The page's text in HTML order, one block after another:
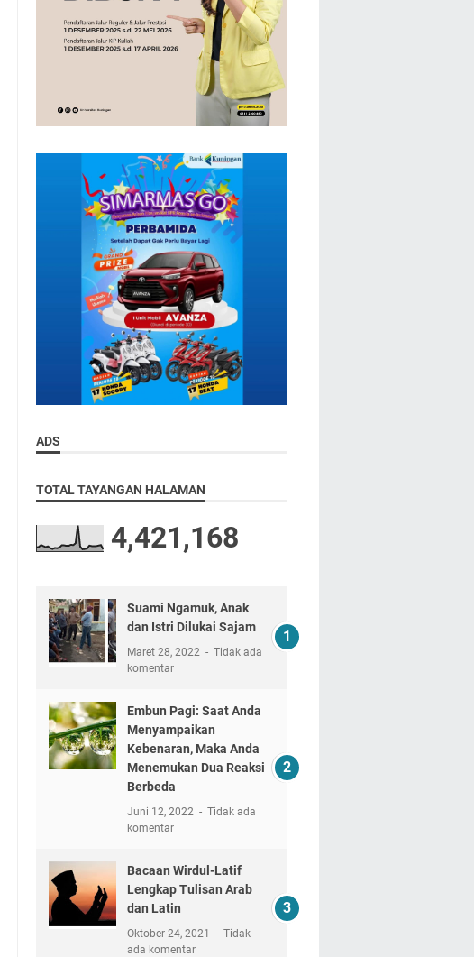
ADS
TOTAL TAYANGAN HALAMAN
4,421,168
Suami Ngamuk, Anak
dan Istri Dilukai Sajam
Maret 28, 2022
Tidak ada
komentar
Embun Pagi: Saat Anda
Menyampaikan
Kebenaran, Maka Anda
Menemukan Dua Reaksi
Berbeda
Juni 12, 2022
Tidak ada
komentar
Bacaan Wirdul-Latif
Lengkap Tulisan Arab
dan Latin
Oktober 24, 2021
Tidak
ada komentar